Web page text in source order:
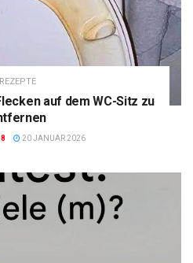
REZEPTE
auf dem WC-Sitz zu
20 JANUAR 2026